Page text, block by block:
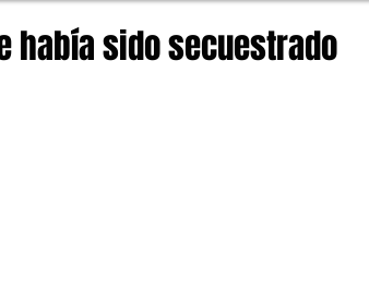
había sido secuestrado